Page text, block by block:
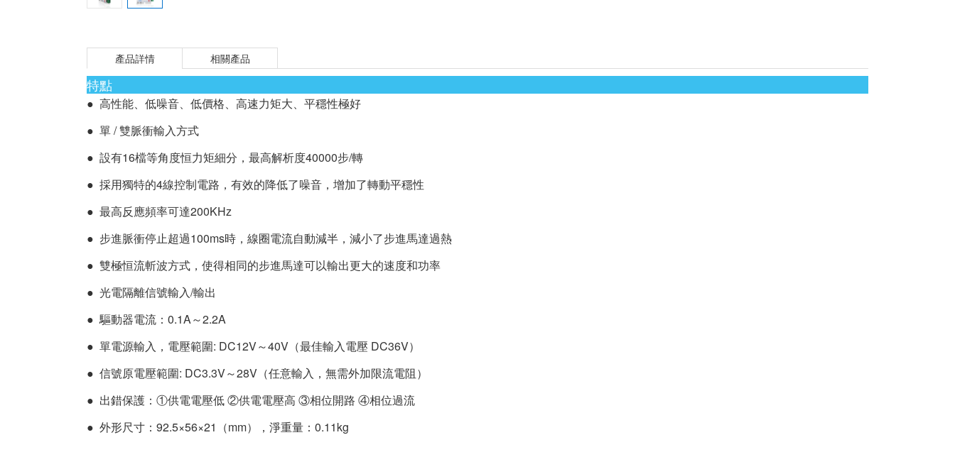
產品詳情 相關產品
特點
● 高性能、低噪音、低價格、高速力矩大、平穩性極好
● 單 / 雙脈衝輸入方式
● 設有16檔等角度恒力矩細分，最高解析度40000步/轉
● 採用獨特的4線控制電路，有效的降低了噪音，增加了轉動平穩性
● 最高反應頻率可達200KHz
● 步進脈衝停止超過100ms時，線圈電流自動減半，減小了步進馬達過熱
● 雙極恒流斬波方式，使得相同的步進馬達可以輸出更大的速度和功率
● 光電隔離信號輸入/輸出
● 驅動器電流：0.1A～2.2A
● 單電源輸入，電壓範圍: DC12V～40V（最佳輸入電壓 DC36V）
● 信號原電壓範圍: DC3.3V～28V（任意輸入，無需外加限流電阻）
● 出錯保護：①供電電壓低 ②供電電壓高 ③相位開路 ④相位過流
● 外形尺寸：92.5×56×21（mm），淨重量：0.11kg